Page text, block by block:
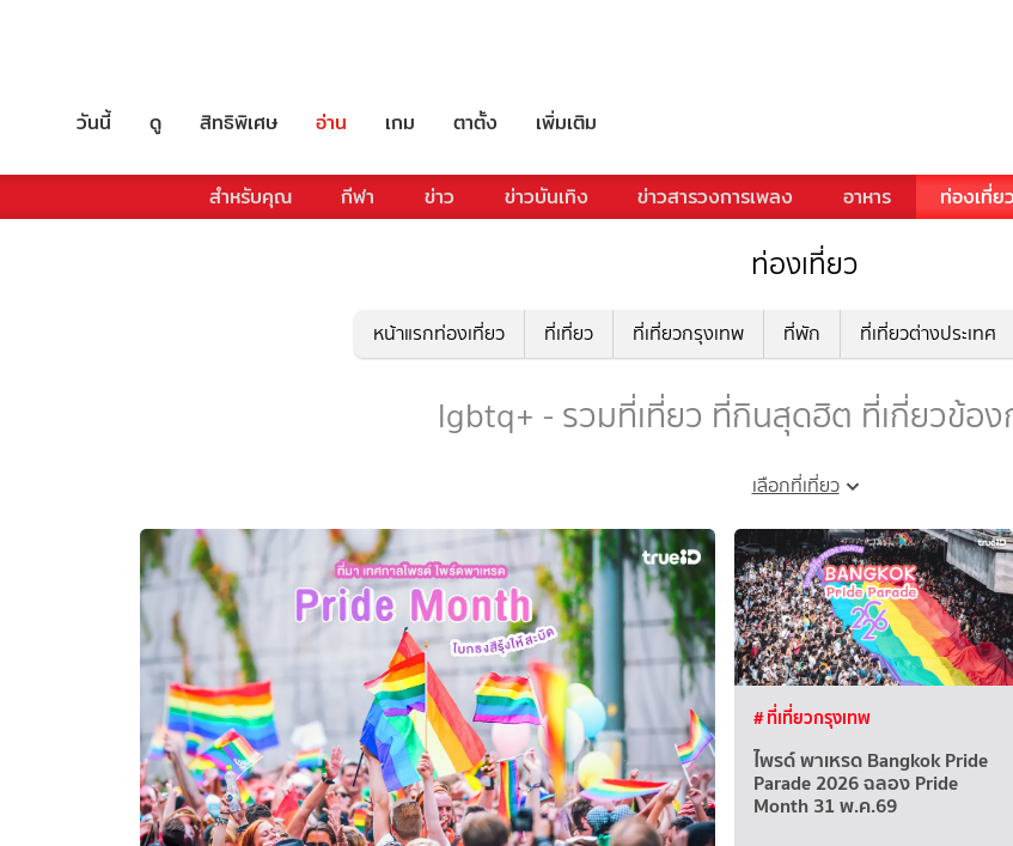
วันนี้ ดู สิทธิพิเศษ อ่าน เกม ตาตั้ง เพิ่มเติม
สำหรับคุณ กีฬา ข่าว ข่าวบันเทิง ข่าวสารวงการเพลง อาหาร ท่องเที่ยว
ท่องเที่ยว
หน้าแรกท่องเที่ยว ที่เที่ยว ที่เที่ยวกรุงเทพ ที่พัก ที่เที่ยวต่างประเทศ
lgbtq+ - รวมที่เที่ยว ที่กินสุดฮิต ที่เกี่ยวข้อ
เลือกที่เที่ยว
# ที่เที่ยวกรุงเทพ
ไพรด์ พาเหรด Bangkok Pride
Parade 2026 ฉลอง Pride
Month 31 พ.ค.69